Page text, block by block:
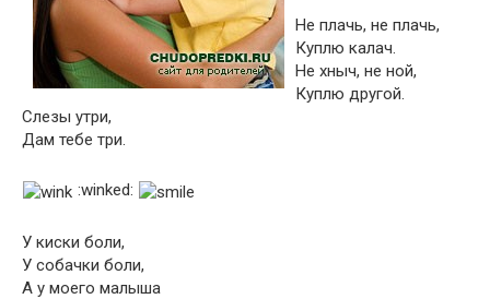
Не плачь, не плачь,
Куплю калач.
Не хныч, не ной,
Куплю другой.
Слезы утри,
Дам тебе три.
:winked:
У киски боли,
У собачки боли,
А у моего малыша